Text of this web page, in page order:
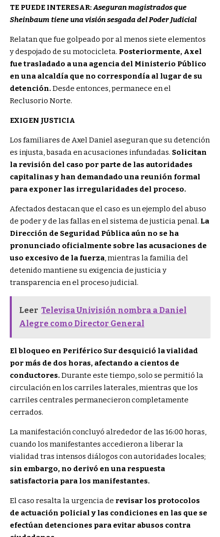
TE PUEDE INTERESAR:Aseguran magistrados que
Sheinbaum tiene una visión sesgada del Poder Judicial
Relatan que fue golpeado por al menos siete elementos
y despojado de su motocicleta. Posteriormente, Axel
fue trasladado a una agencia del Ministerio Público
en una alcaldía que no correspondía al lugar de su
detención. Desde entonces, permanece en el
Reclusorio Norte.
EXIGEN JUSTICIA
Los familiares de Axel Daniel aseguran que su detención
es injusta, basada en acusaciones infundadas. Solicitan
la revisión del caso por parte de las autoridades
capitalinas y han demandado una reunión formal
para exponer las irregularidades del proceso.
Afectados destacan que el caso es un ejemplo del abuso
de poder y de las fallas en el sistema de justicia penal. La
Dirección de Seguridad Pública aún no se ha
pronunciado oficialmente sobre las acusaciones de
uso excesivo de la fuerza, mientras la familia del
detenido mantiene su exigencia de justicia y
transparencia en el proceso judicial.
Leer Televisa Univisión nombra a Daniel
Alegre como Director General
El bloqueo en Periférico Sur desquició la vialidad
por más de dos horas, afectando a cientos de
conductores. Durante este tiempo, solo se permitió la
circulación en los carriles laterales, mientras que los
carriles centrales permanecieron completamente
cerrados.
La manifestación concluyó alrededor de las 16:00 horas,
cuando los manifestantes accedieron a liberar la
vialidad tras intensos diálogos con autoridades locales;
sin embargo, no derivó en una respuesta
satisfactoria para los manifestantes.
El caso resalta la urgencia de revisar los protocolos
de actuación policial y las condiciones en las que se
efectúan detenciones para evitar abusos contra